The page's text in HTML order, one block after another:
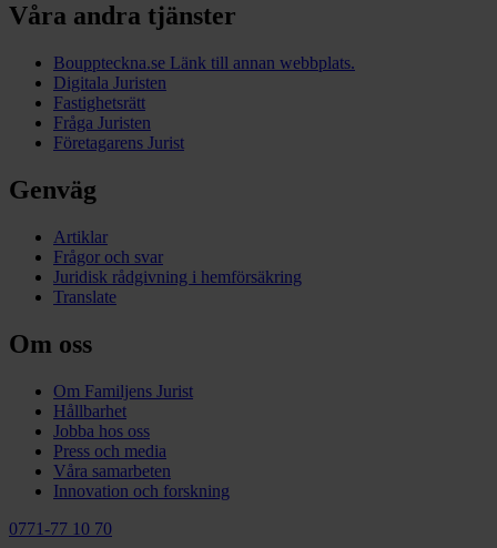
Våra andra tjänster
Bouppteckna.se Länk till annan webbplats.
Digitala Juristen
Fastighetsrätt
Fråga Juristen
Företagarens Jurist
Genväg
Artiklar
Frågor och svar
Juridisk rådgivning i hemförsäkring
Translate
Om oss
Om Familjens Jurist
Hållbarhet
Jobba hos oss
Press och media
Våra samarbeten
Innovation och forskning
0771-77 10 70